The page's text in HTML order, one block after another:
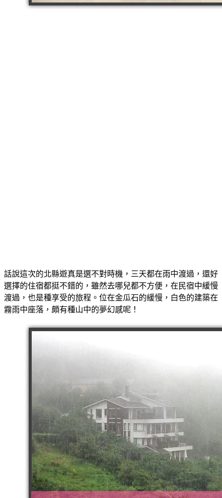
話說這次的北縣遊真是選不對時機，三天都在雨中渡過，還好
選擇的住宿都挺不錯的，雖然去哪兒都不方便，在民宿中緩慢
渡過，也是種享受的旅程。位在金瓜石的緩慢，白色的建築在
霧雨中座落，頗有種山中的夢幻感呢！